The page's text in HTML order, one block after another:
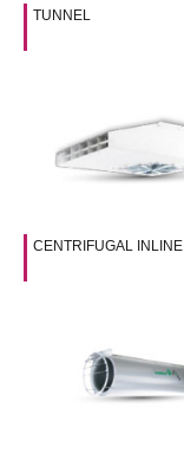
TUNNEL
CENTRIFUGAL INLINE